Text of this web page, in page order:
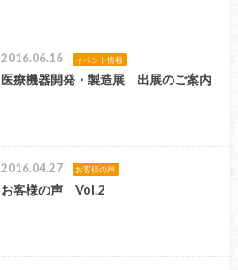
2016.06.16 イベント情報
医療機器開発・製造展 出展のご案内
2016.04.27 お客様の声
お客様の声 Vol.2